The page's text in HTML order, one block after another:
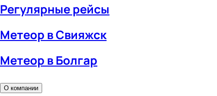
Регулярные рейсы
Метеор в Свияжск
Метеор в Болгар
О компании